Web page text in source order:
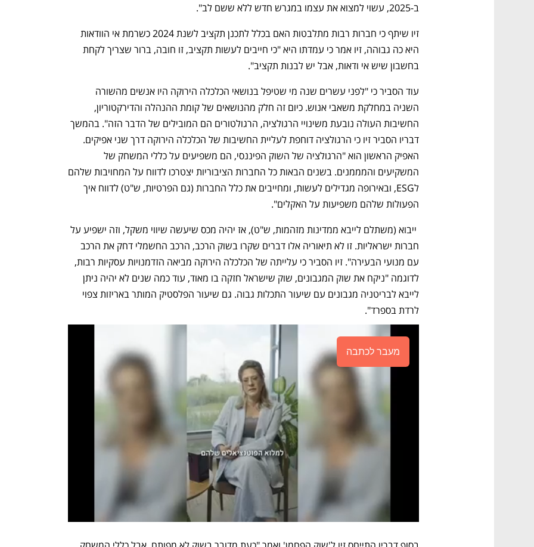
ב-2025, עשוי למצוא את עצמו במגרש חדש ללא ששם לב".
בחשבון שיש אי ודאות, אבל יש לבנות תקציב".
הפעולות שלהם משפיעות על האקלים".
לרדת בספרד".
מעבר לכתבה